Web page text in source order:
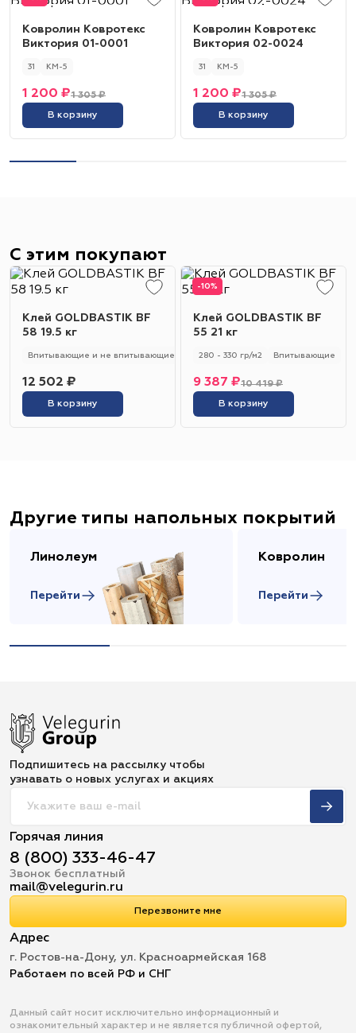
Ковролин Ковротекс
Виктория 01-0001
31 КМ-5
1 305 ₽
1 200 ₽
В корзину
Ковролин Ковротекс
Виктория 02-0024
31 КМ-5
1 305 ₽
1 200 ₽
В корзину
С этим покупают
Клей GOLDBASTIK BF
58 19.5 кг
Впитывающие и не впитывающие 250 - 280 гр/м2 Универсальный
12 502 ₽
В корзину
-10%
Клей GOLDBASTIK BF
55 21 кг
280 - 330 гр/м2 Впитывающие
10 419 ₽
9 387 ₽
В корзину
Другие типы напольных покрытий
Линолеум
Перейти
Ковролин
Перейти
Подпишитесь на рассылку чтобы
узнавать о новых услугах и акциях
Горячая линия
8 (800) 333-46-47
Звонок бесплатный
mail@velegurin.ru
Перезвоните мне
Адрес
г. Ростов-на-Дону, ул. Красноармейская 168
Работаем по всей РФ и СНГ
Данный сайт носит исключительно информационный и
ознакомительный характер и не является публичной офертой,